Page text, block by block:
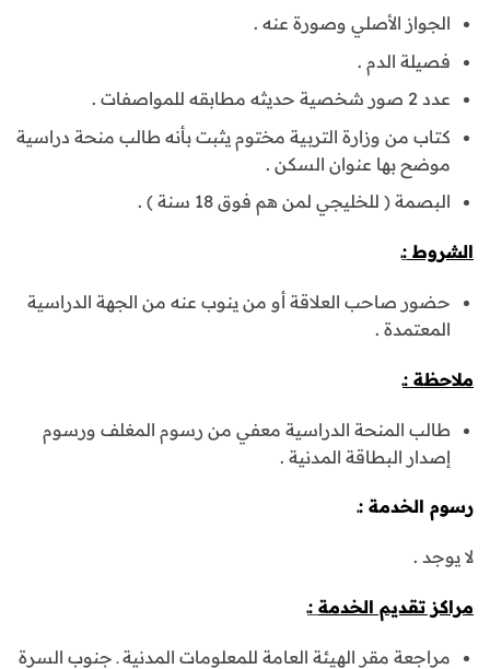
الجواز الأصلي وصورة عنه .
فصيلة الدم .
عدد 2 صور شخصية حديثه مطابقه للمواصفات .
كتاب من وزارة التربية مختوم يثبت بأنه طالب منحة دراسية
موضح بها عنوان السكن .
البصمة ( للخليجي لمن هم فوق 18 سنة ) .
الشروط :ـ
حضور صاحب العلاقة أو من ينوب عنه من الجهة الدراسية
المعتمدة .
ملاحظة :ـ
طالب المنحة الدراسية معفي من رسوم المغلف ورسوم
إصدار البطاقة المدنية .
رسوم الخدمة :ـ
لا يوجد .
مراكز تقديم الخدمة :ـ
مراجعة مقر الهيئة العامة للمعلومات المدنية ـ جنوب السرة